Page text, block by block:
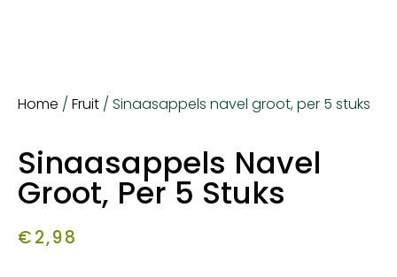
Home / Fruit / Sinaasappels navel groot, per 5 stuks
Sinaasappels Navel
Groot, Per 5 Stuks
€2,98